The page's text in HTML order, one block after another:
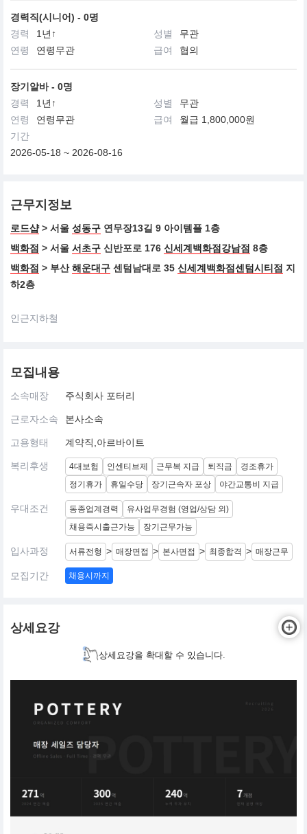
경력직(시니어) - 0명
경력
1년↑ 성별
무관
연령
연령무관 급여 협의
장기알바 - 0명
경력
1년↑ 성별
무관
연령
연령무관 급여
월급 1,800,000원
기간
2026-05-18 ~ 2026-08-16
근무지정보
로드샵> 서울 성동구 연무장13길 9 아이템플 1층
백화점 > 서울 서초구 신반포로 176 신세계백화점강남점 8층
백화점 > 부산해운대구 센텀남대로 35 신세계백화점센텀시티점 지
하2층
인근지하철
모집내용
소속매장 주식회사 포터리
근로자소속 본사소속
고용형태 계약직,아르바이트
복리후생 4대보험 인센티브제 근무복 지급 퇴직금
경조휴가
정기휴가
휴일수당 장기근속자 포상 야간교통비 지급
우대조건 동종업계경력
유사업무경험 (영업/상담 외)
채용즉시출근가능
장기근무가능
입사과정 서류전형 > 매장면접 > 본사면접 > 최종합격 > 매장근무
모집기간 채용시까지
상세요강
상세요강을 확대할 수 있습니다.